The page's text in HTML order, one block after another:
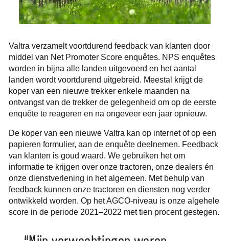
Valtra verzamelt voortdurend feedback van klanten door
middel van Net Promoter Score enquêtes. NPS enquêtes
worden in bijna alle landen uitgevoerd en het aantal
landen wordt voortdurend uitgebreid. Meestal krijgt de
koper van een nieuwe trekker enkele maanden na
ontvangst van de trekker de gelegenheid om op de eerste
enquête te reageren en na ongeveer een jaar opnieuw.
De koper van een nieuwe Valtra kan op internet of op een
papieren formulier, aan de enquête deelnemen. Feedback
van klanten is goud waard. We gebruiken het om
informatie te krijgen over onze tractoren, onze dealers én
onze dienstverlening in het algemeen. Met behulp van
feedback kunnen onze tractoren en diensten nog verder
ontwikkeld worden. Op het AGCO-niveau is onze algehele
score in de periode 2021–2022 met tien procent gestegen.